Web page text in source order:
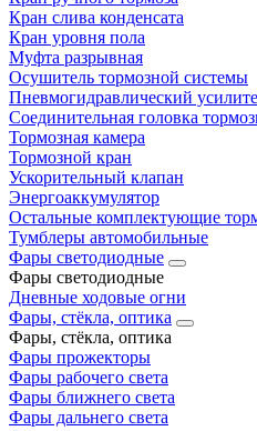
Кран слива конденсата
Кран уровня пола
Муфта разрывная
Осушитель тормозной системы
Пневмогидравлический
Соединительная головка
Тормозная камера
Тормозной кран
Ускорительный клапан
Энергоаккумулятор
Остальные комплектующие
Тумблеры автомобильные
Фары светодиодные
Фары светодиодные
Дневные ходовые огни
Фары, стёкла, оптика
Фары, стёкла, оптика
Фары прожекторы
Фары рабочего света
Фары ближнего света
Фары дальнего света